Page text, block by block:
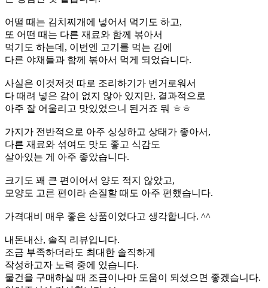
어떨 때는 김치찌개에 넣어서 먹기도 하고,
또 어떤 때는 다른 재료와 함께 볶아서
먹기도 하는데, 이번엔 고기를 먹는 김에
다른 야채들과 함께 볶아서 먹게 되었습니다.
사실은 이것저것 따로 조리하기가 번거로워서
다 때려 넣은 감이 없지 않아 있지만, 결과적으로
아주 잘 어울리고 맛있었으니 된거죠 뭐 ㅎㅎ
가지가 전반적으로 아주 싱싱하고 상태가 좋아서,
다른 재료와 섞여도 맛도 좋고 식감도
살아있는 게 아주 좋았습니다.
크기도 꽤 큰 편이어서 양도 적지 않았고,
모양도 고른 편이라 손질할 때도 아주 편했습니다.
가격대비 매우 좋은 상품이었다고 생각합니다. ^^
내돈내산, 솔직 리뷰입니다.
조금 부족하더라도 최대한 솔직하게
작성하고자 노력 중에 있습니다.
물건을 구매하실 때 조금이나마 도움이 되셨으면 좋겠습니다.